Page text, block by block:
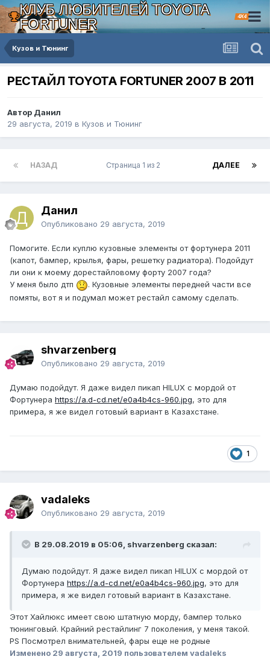
КЛУБ ЛЮБИТЕЛЕЙ TOYOTA
FORTUNER
4X4
Кузов и Тюнинг
РЕСТАЙЛ TOYOTA FORTUNER 2007 В 2011
Автор Данил
29 августа, 2019 в Кузов и Тюнинг
НАЗАД ДАЛЕЕ
Страница 1 из 2
Данил
Опубликовано 29 августа, 2019
Помогите. Если куплю кузовные элементы от фортунера 2011
(капот, бампер, крылья, фары, решетку радиатора). Подойдут
ли они к моему дорестайловому форту 2007 года?
У меня было дтп
. Кузовные элементы передней части все
помяты, вот я и подумал может рестайл самому сделать.
shvarzenberg
Опубликовано 29 августа, 2019
Думаю подойдут. Я даже видел пикап HILUX с мордой от
Фортунера https://a.d-cd.net/e0a4b4cs-960.jpg, это для
примера, я же видел готовый вариант в Казахстане.
1
vadaleks
Опубликовано 29 августа, 2019
В 29.08.2019 в 05:06, shvarzenberg сказал:
Думаю подойдут. Я даже видел пикап HILUX с мордой от
Фортунера https://a.d-cd.net/e0a4b4cs-960.jpg, это для
примера, я же видел готовый вариант в Казахстане.
Этот Хайлюкс имеет свою штатную морду, бампер только
тюнинговый. Крайний рестайлинг 7 поколения, у меня такой.
PS Посмотрел внимательней, фары еще не родные
Изменено 29 августа, 2019 пользователем vadaleks